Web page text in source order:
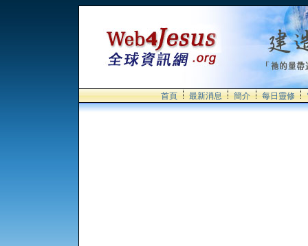
首頁 最新消息 簡介 每日靈修